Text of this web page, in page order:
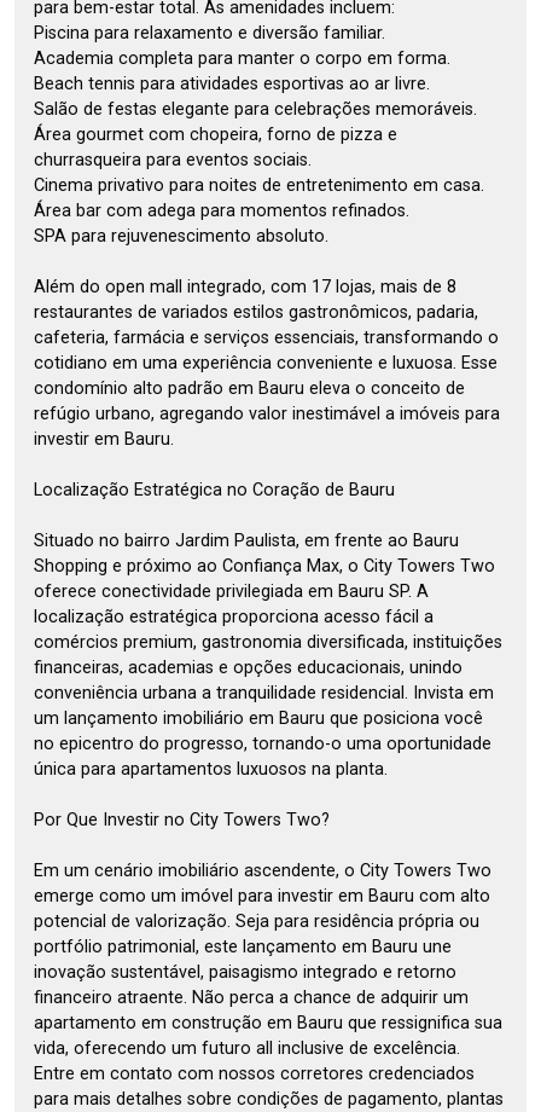
para bem-estar total. As amenidades incluem:
Piscina para relaxamento e diversão familiar.
Academia completa para manter o corpo em forma.
Beach tennis para atividades esportivas ao ar livre.
Salão de festas elegante para celebrações memoráveis.
Área gourmet com chopeira, forno de pizza e
churrasqueira para eventos sociais.
Cinema privativo para noites de entretenimento em casa.
Área bar com adega para momentos refinados.
SPA para rejuvenescimento absoluto.
Além do open mall integrado, com 17 lojas, mais de 8
restaurantes de variados estilos gastronômicos, padaria,
cafeteria, farmácia e serviços essenciais, transformando o
cotidiano em uma experiência conveniente e luxuosa. Esse
condomínio alto padrão em Bauru eleva o conceito de
refúgio urbano, agregando valor inestimável a imóveis para
investir em Bauru.
Localização Estratégica no Coração de Bauru
Situado no bairro Jardim Paulista, em frente ao Bauru
Shopping e próximo ao Confiança Max, o City Towers Two
oferece conectividade privilegiada em Bauru SP. A
localização estratégica proporciona acesso fácil a
comércios premium, gastronomia diversificada, instituições
financeiras, academias e opções educacionais, unindo
conveniência urbana a tranquilidade residencial. Invista em
um lançamento imobiliário em Bauru que posiciona você
no epicentro do progresso, tornando-o uma oportunidade
única para apartamentos luxuosos na planta.
Por Que Investir no City Towers Two?
Em um cenário imobiliário ascendente, o City Towers Two
emerge como um imóvel para investir em Bauru com alto
potencial de valorização. Seja para residência própria ou
portfólio patrimonial, este lançamento em Bauru une
inovação sustentável, paisagismo integrado e retorno
financeiro atraente. Não perca a chance de adquirir um
apartamento em construção em Bauru que ressignifica sua
vida, oferecendo um futuro all inclusive de excelência.
Entre em contato com nossos corretores credenciados
para mais detalhes sobre condições de pagamento, plantas